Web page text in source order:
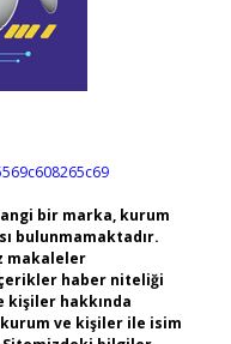
bir marka, kurum
bulunmamaktadır.
makaleler
haber niteliği
kişiler hakkında
kurum ve kişiler ile isim